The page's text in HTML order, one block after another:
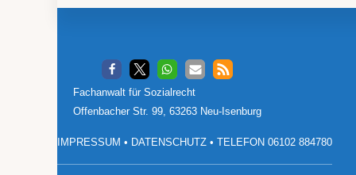
Footer
Fachanwalt für Sozialrecht
Offenbacher Str. 99, 63263 Neu-Isenburg
IMPRESSUM • DATENSCHUTZ • TELEFON 06102 884780